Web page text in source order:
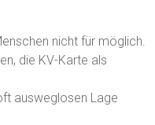
nicht für möglich.
die KV-Karte als
ausweglosen Lage